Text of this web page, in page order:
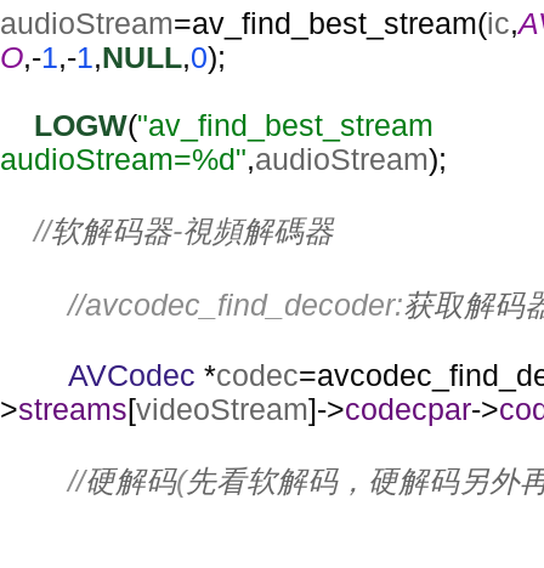
audioStream=av_find_best_stream(ic,
O,-1,-1,NULL,0);
LOGW("av_find_best_stream
audioStream=%d",audioStream);
//软解码器-視頻解碼器
//avcodec_find_decoder:获取解码
AVCodec *codec
>streams[videoStream]->codecpar->
//硬解码(先看软解码，硬解码另外